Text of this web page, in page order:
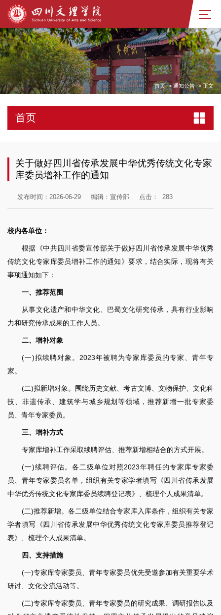
首页-> 通知公告->正文
首页
关于做好四川省传承发展中华优秀传统文化专家
库委员增补工作的通知
发布时间：2026-06-29 编辑：宣传部 点击： 283
校内各单位：
根据《中共四川省委宣传部关于做好四川省传承发展中华优秀
传统文化专家库委员增补工作的通知》要求，结合实际，现将有关
事项通知如下：
一、推荐范围
从事文化遗产和中华文化、巴蜀文化研究传承，具有行业影响
力和研究传承成果的工作人员。
二、增补对象
(一)拟续聘对象。2023年被聘为专家库委员的专家、青年专
家。
(二)拟新增对象。围绕历史文献、考古文博、文物保护、文化科
技、非遗传承、建筑学与城乡规划等领域，推荐新增一批专家委
员、青年专家委员。
三、增补方式
专家库增补工作采取续聘评估、推荐新增相结合的方式开展。
(一)续聘评估。各二级单位对照2023年聘任的专家库专家委
员、青年专家委员名单，组织有关专家学者填写《四川省传承发展
中华优秀传统文化专家库委员续聘登记表》、梳理个人成果清单。
(二)推荐新增。各二级单位结合专家库入库条件，组织有关专家
学者填写《四川省传承发展中华优秀传统文化专家库委员推荐登记
表》、梳理个人成果清单。
四、支持措施
(一)专家库专家委员、青年专家委员优先受邀参加有关重要学术
研讨、文化交流活动等。
(二)专家库专家委员、青年专家委员的研究成果、调研报告以及